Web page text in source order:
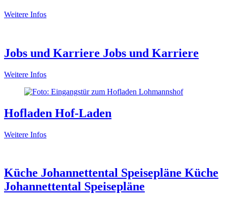
Weitere Infos
Jobs und Karriere Jobs und Karriere
Weitere Infos
Hofladen Hof-Laden
Weitere Infos
Küche Johannettental Speisepläne Küche
Johannettental Speisepläne